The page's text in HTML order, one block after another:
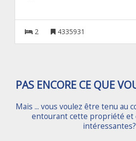
2 4335931
PAS ENCORE CE QUE
Mais ... vous voulez être tenu au
entourant cette propriété et
intéressantes?